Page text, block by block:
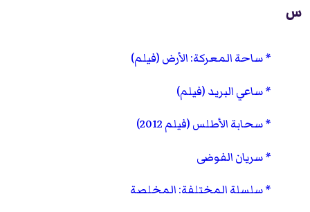
س
ساحة المعركة: الأرض (فيلم)
ساعي البريد (فيلم)
سحابة الأطلس (فيلم 2012)
سريان الفوضى
سلسلة المختلفة: المخلصة